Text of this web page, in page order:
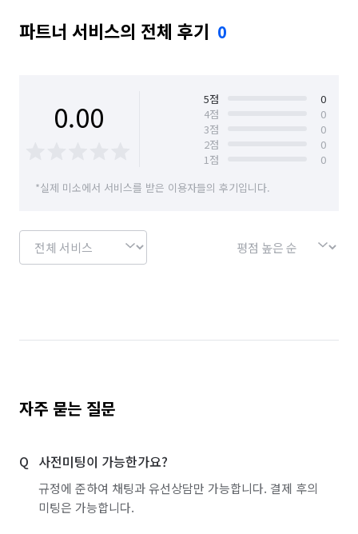
파트너 서비스의 전체 후기 0
0.00 5점
0
4점
0
3점
0
2점
0
1점
0
*실제 미소에서 서비스를 받은 이용자들의 후기입니다.
자주 묻는 질문
사전미팅이 가능한가요?
규정에 준하여 채팅과 유선상담만 가능합니다. 결제 후의
미팅은 가능합니다.